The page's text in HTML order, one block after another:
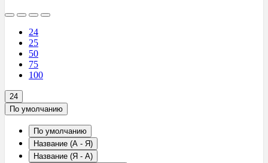
24
25
50
75
100
24
По умолчанию
По умолчанию
Название (А - Я)
Название (Я - А)